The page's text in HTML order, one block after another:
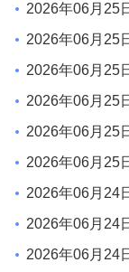
2026年06月25
非vs 韩国 全场录
2026年06月25
克vs墨西哥 全场
2026年06月25
苏格兰vs巴西 全
2026年06月25
摩洛哥vs海地 全
2026年06月25
士vs加拿大 全场
2026年06月25
黑vs卡塔尔 全场
2026年06月24
浦竞技 VS 辽宁
2026年06月24
罗恒利 VS 自贡
2026年06月24